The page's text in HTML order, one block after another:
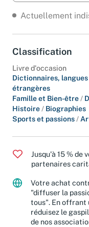
Actuellement
Classification
Livre d'occasion
Dictionnaires,
étrangères
Famille et Bien-être/
Histoire/ Biographies
Sports et passions/
Jusqu'à 15 % de
partenaires
Votre achat
"diffuser la
tous". En offrant
réduisez le
de nos